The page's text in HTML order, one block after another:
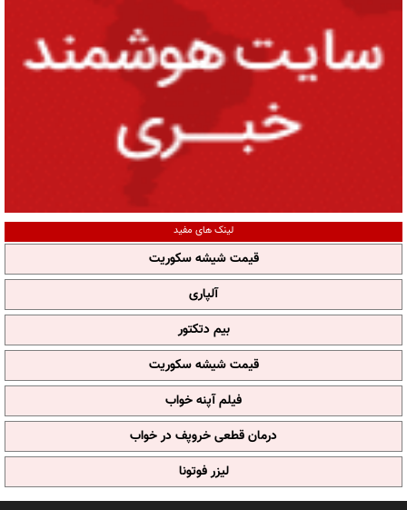
لینک های مفید
قیمت شیشه سکوریت
آلپاری
بیم دتکتور
قیمت شیشه سکوریت
فیلم آپنه خواب
درمان قطعی خروپف در خواب
لیزر فوتونا